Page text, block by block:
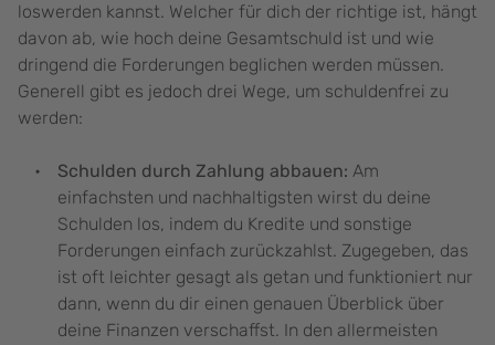
loswerden kannst. Welcher für dich der richtige ist, hängt
davon ab, wie hoch deine Gesamtschuld ist und wie
dringend die Forderungen beglichen werden müssen.
Generell gibt es jedoch drei Wege, um schuldenfrei zu
werden:
Schulden durch Zahlung abbauen: Am
einfachsten und nachhaltigsten wirst du deine
Schulden los, indem du Kredite und sonstige
Forderungen einfach zurückzahlst. Zugegeben, das
ist oft leichter gesagt als getan und funktioniert nur
dann, wenn du dir einen genauen Überblick über
deine Finanzen verschaffst. In den allermeisten